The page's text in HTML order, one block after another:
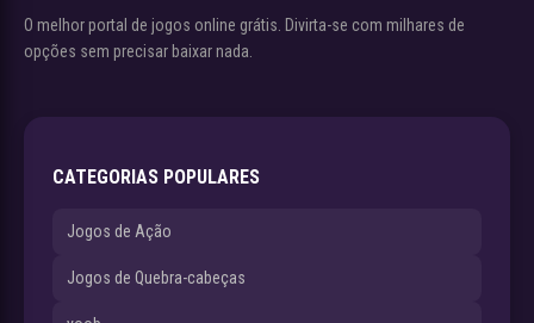
O melhor portal de jogos online grátis. Divirta-se com milhares de
opções sem precisar baixar nada.
CATEGORIAS POPULARES
Jogos de Ação
Jogos de Quebra-cabeças